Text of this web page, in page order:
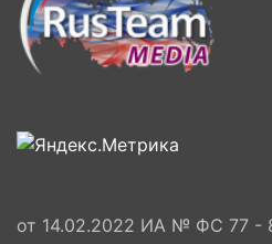
от 14.02.2022 ИА № ФС 77 -